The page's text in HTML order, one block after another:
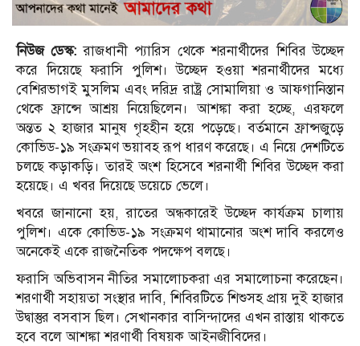
নিউজ ডেস্ক: রাজধানী প্যারিস থেকে শরনার্থীদের শিবির উচ্ছেদ
করে দিয়েছে ফরাসি পুলিশ। উচ্ছেদ হওয়া শরনার্থীদের মধ্যে
বেশিরভাগই মুসলিম এবং দরিদ্র রাষ্ট্র সোমালিয়া ও আফগানিস্তান
থেকে ফ্রান্সে আশ্রয় নিয়েছিলেন। আশঙ্কা করা হচ্ছে, এরফলে
অন্তত ২ হাজার মানুষ গৃহহীন হয়ে পড়েছে। বর্তমানে ফ্রান্সজুড়ে
কোভিড-১৯ সংক্রমণ ভয়াবহ রূপ ধারণ করেছে। এ নিয়ে দেশটিতে
চলছে কড়াকড়ি। তারই অংশ হিসেবে শরনার্থী শিবির উচ্ছেদ করা
হয়েছে। এ খবর দিয়েছে ডয়েচে ভেলে।
খবরে জানানো হয়, রাতের অন্ধকারেই উচ্ছেদ কার্যক্রম চালায়
পুলিশ। একে কোভিড-১৯ সংক্রমণ থামানোর অংশ দাবি করলেও
অনেকেই একে রাজনৈতিক পদক্ষেপ বলছে।
ফরাসি অভিবাসন নীতির সমালোচকরা এর সমালোচনা করেছেন।
শরণার্থী সহায়তা সংস্থার দাবি, শিবিরটিতে শিশুসহ প্রায় দুই হাজার
উদ্বাস্তুর বসবাস ছিল। সেখানকার বাসিন্দাদের এখন রাস্তায় থাকতে
হবে বলে আশঙ্কা শরণার্থী বিষয়ক আইনজীবিদের।